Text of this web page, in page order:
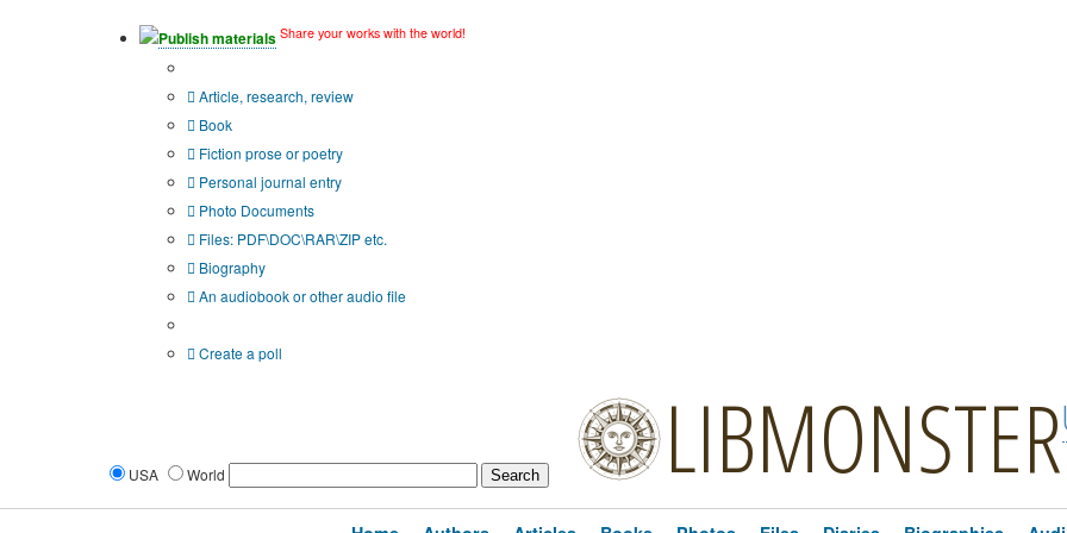
Publish materials Share your works with the world!
Article, research, review
Book
Fiction prose or poetry
Personal journal entry
Photo Documents
Files: PDF\DOC\RAR\ZIP etc.
Biography
An audiobook or other audio file
Create a poll
USA World LIBMONSTER